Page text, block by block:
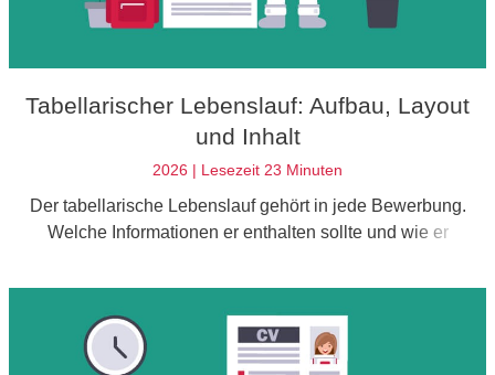
Tabellarischer Lebenslauf: Aufbau, Layout
und Inhalt
2026 | Lesezeit 23 Minuten
Der tabellarische Lebenslauf gehört in jede Bewerbung.
Welche Informationen er enthalten sollte und wie er